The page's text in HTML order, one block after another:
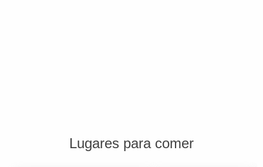
Lugares para comer